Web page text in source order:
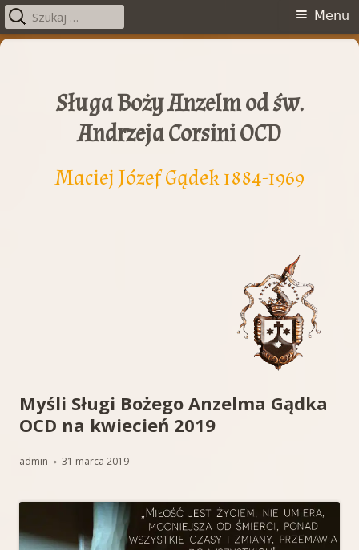
Przeskocz
Sługa Boży Anzelm od św.
Andrzeja Corsini OCD
Maciej Józef Gądek 1884-1969
Menu
główne
Menu
Szukaj:
Myśli Sługi Bożego Anzelma Gądka
OCD na kwiecień 2019
Autor
admin Opublikowano
31 marca 2019